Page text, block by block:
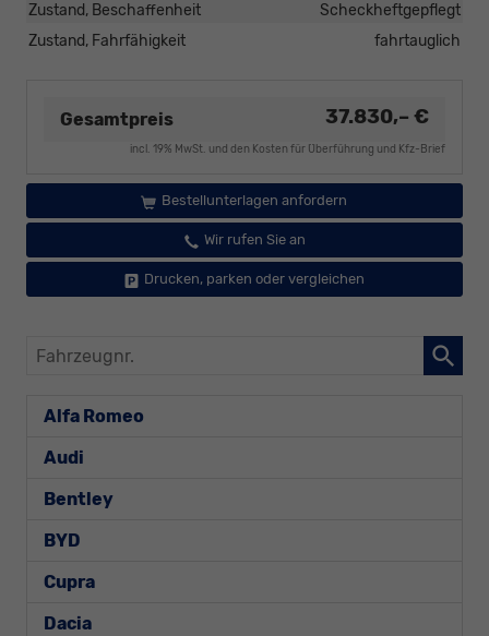
Zustand, Beschaffenheit
Scheckheftgepflegt
Zustand, Fahrfähigkeit
fahrtauglich
Gesamtpreis 37.830,– €
incl. 19% MwSt. und den Kosten für Überführung und Kfz-Brief
Bestellunterlagen anfordern
Wir rufen Sie an
Drucken, parken oder vergleichen
Fahrzeugnr.
Alfa Romeo
Audi
Bentley
BYD
Cupra
Dacia